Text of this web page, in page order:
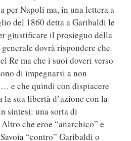
per Napoli ma, in una lettera a
del 1860 detta a Garibaldi le
giustificare il prosieguo della
dovrà rispondere che
Re ma che i suoi doveri verso
di impegnarsi a non
e che quindi con dispiacere
la sua libertà d’azione con la
sintesi: una sorta di
che eroe “anarchico” e
“contro” Garibaldi o